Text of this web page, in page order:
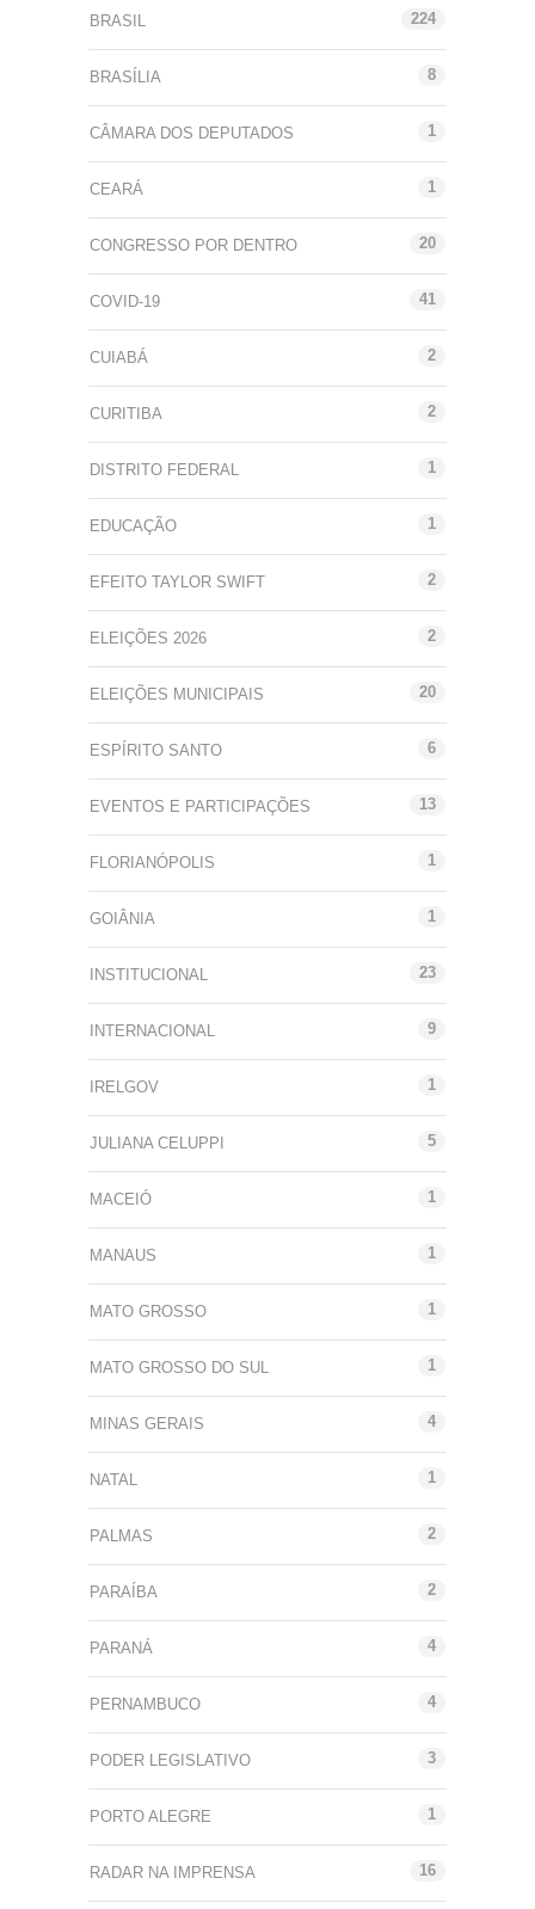
BRASIL 224
BRASÍLIA 8
CÂMARA DOS DEPUTADOS 1
CEARÁ 1
CONGRESSO POR DENTRO 20
COVID-19 41
CUIABÁ 2
CURITIBA 2
DISTRITO FEDERAL 1
EDUCAÇÃO 1
EFEITO TAYLOR SWIFT 2
ELEIÇÕES 2026 2
ELEIÇÕES MUNICIPAIS 20
ESPÍRITO SANTO 6
EVENTOS E PARTICIPAÇÕES 13
FLORIANÓPOLIS 1
GOIÂNIA 1
INSTITUCIONAL 23
INTERNACIONAL 9
IRELGOV 1
JULIANA CELUPPI 5
MACEIÓ 1
MANAUS 1
MATO GROSSO 1
MATO GROSSO DO SUL 1
MINAS GERAIS 4
NATAL 1
PALMAS 2
PARAÍBA 2
PARANÁ 4
PERNAMBUCO 4
PODER LEGISLATIVO 3
PORTO ALEGRE 1
RADAR NA IMPRENSA 16